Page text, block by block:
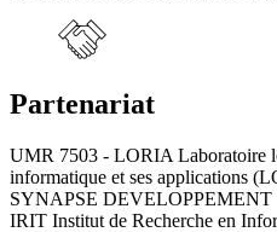
Partenariat
UMR 7503 - LORIA Laboratoire
informatique et ses applications
SYNAPSE DEVELOPPEMENT
IRIT Institut de Recherche en